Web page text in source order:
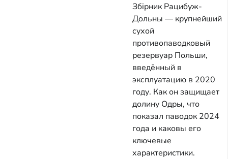
Збірник Рацибуж-
Дольны — крупнейший
сухой
противопаводковый
резервуар Польши,
введённый в
эксплуатацию в 2020
году. Как он защищает
долину Одры, что
показал паводок 2024
года и каковы его
ключевые
характеристики.